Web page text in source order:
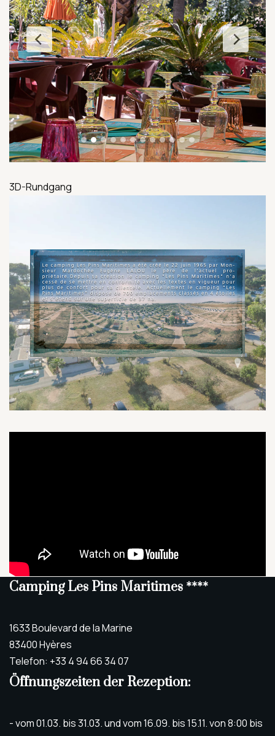
3D-Rundgang
Camping Les Pins Maritimes ****
1633 Boulevard de la Marine
83400 Hyères
Telefon: +33 4 94 66 34 07
Öffnungszeiten der Rezeption:
- vom 01.03. bis 31.03. und vom 16.09. bis 15.11. von 8:00 bis